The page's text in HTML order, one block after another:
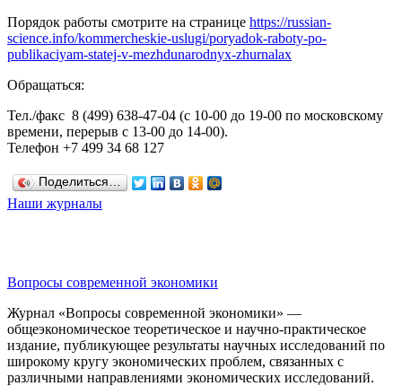
Порядок работы смотрите на странице https://russian-
science.info/kommercheskie-uslugi/poryadok-raboty-po-
publikaciyam-statej-v-mezhdunarodnyx-zhurnalax
Обращаться:
Тел./факс 8 (499) 638-47-04 (с 10-00 до 19-00 по московскому
времени, перерыв с 13-00 до 14-00).
Телефон +7 499 34 68 127
Поделиться…
Наши журналы
Вопросы современной экономики
Журнал «Вопросы современной экономики» —
общеэкономическое теоретическое и научно-практическое
издание, публикующее результаты научных исследований по
широкому кругу экономических проблем, связанных с
различными направлениями экономических исследований.